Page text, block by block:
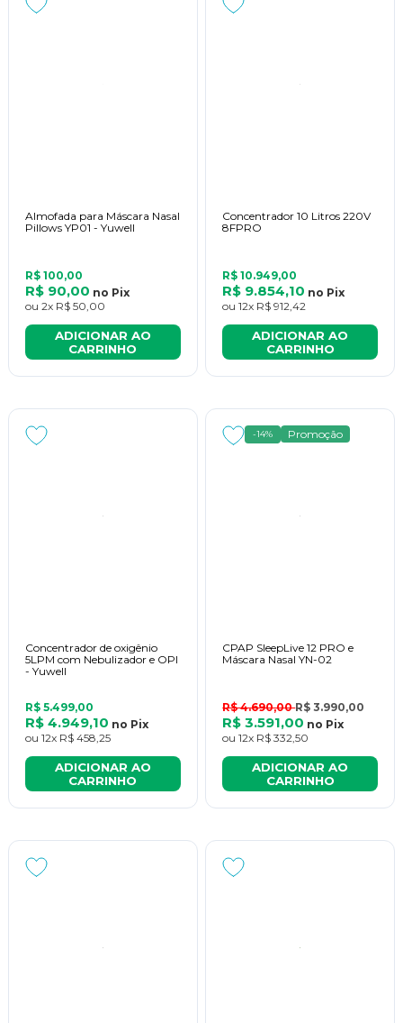
Almofada para Máscara Nasal
Pillows YP01 - Yuwell
R$ 100,00
R$ 90,00 no Pix
ou 2x R$ 50,00
ADICIONAR AO
CARRINHO
Concentrador 10 Litros 220V
8FPRO
R$ 10.949,00
R$ 9.854,10 no Pix
ou 12x R$ 912,42
ADICIONAR AO
CARRINHO
Concentrador de oxigênio
5LPM com Nebulizador e OPI
- Yuwell
R$ 5.499,00
R$ 4.949,10 no Pix
ou 12x R$ 458,25
ADICIONAR AO
CARRINHO
-14% Promoção
CPAP SleepLive 12 PRO e
Máscara Nasal YN-02
R$ 4.690,00R$ 3.990,00
R$ 3.591,00 no Pix
ou 12x R$ 332,50
ADICIONAR AO
CARRINHO